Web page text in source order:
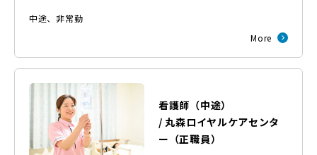
中途、非常勤
More
看護師（中途）
/ 丸森ロイヤルケアセンタ
ー （正職員）